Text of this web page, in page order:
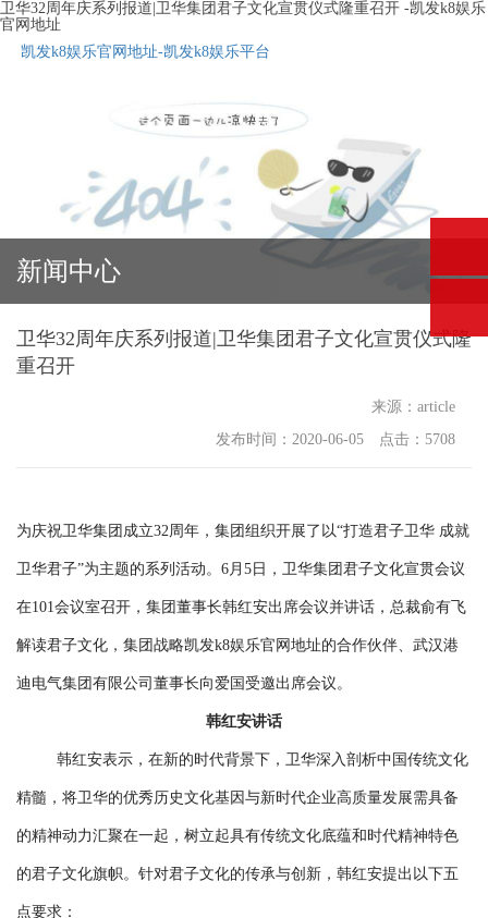
卫华32周年庆系列报道|卫华集团君子文化宣贯仪式隆重召开 -凯发k8娱乐
官网地址
凯发k8娱乐官网地址-凯发k8娱乐平台
新闻中心
卫华32周年庆系列报道|卫华集团君子文化宣贯仪式隆
重召开
来源：article
发布时间：2020-06-05 点击：5708
为庆祝卫华集团成立32周年，集团组织开展了以“打造君子卫华 成就
卫华君子”为主题的系列活动。6月5日，卫华集团君子文化宣贯会议
在101会议室召开，集团董事长韩红安出席会议并讲话，总裁俞有飞
解读君子文化，集团战略凯发k8娱乐官网地址的合作伙伴、武汉港
迪电气集团有限公司董事长向爱国受邀出席会议。
韩红安讲话
韩红安表示，在新的时代背景下，卫华深入剖析中国传统文化
精髓，将卫华的优秀历史文化基因与新时代企业高质量发展需具备
的精神动力汇聚在一起，树立起具有传统文化底蕴和时代精神特色
的君子文化旗帜。针对君子文化的传承与创新，韩红安提出以下五
点要求：